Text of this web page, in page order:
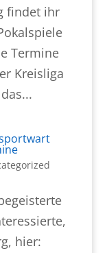
findet ihr
Termine
Kreisliga
hier: